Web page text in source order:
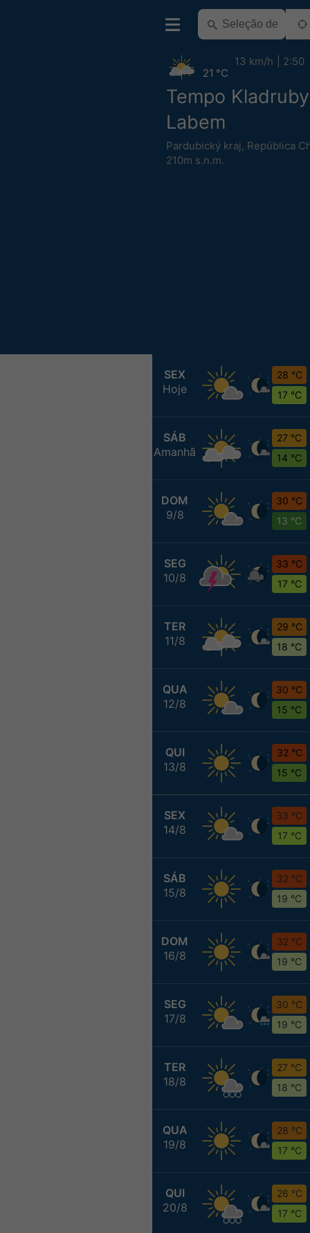
Tempo
Labem
Pardubický kraj, República
210m s.n.m.
21 °C
13 km/h 2:50
SEX
Hoje
28 °C
17 °C
SÁB
Amanhã
27 °C
14 °C
DOM
9/8
30 °C
13 °C
SEG
10/8
33 °C
17 °C
TER
11/8
29 °C
18 °C
QUA
12/8
30 °C
15 °C
QUI
13/8
32 °C
15 °C
SEX
14/8
33 °C
17 °C
SÁB
15/8
32 °C
19 °C
DOM
16/8
32 °C
19 °C
SEG
17/8
30 °C
19 °C
TER
18/8
27 °C
18 °C
QUA
19/8
28 °C
17 °C
QUI
20/8
26 °C
17 °C